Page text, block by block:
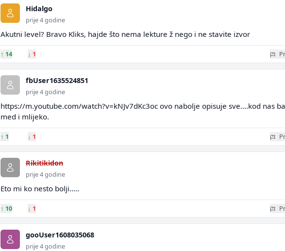
Hidalgo
prije 4 godine
Akutni level? Bravo Kliks, hajde što nema lekture ž nego i ne stavite izvor
↑ 14 ↓ 1
fbUser1635524851
prije 4 godine
https://m.youtube.com/watch?v=kNJv7dKc3oc ovo nabolje opisuje sve....kod nas
med i mlijeko.
↑ 1 ↓ 1
Rikitikidon
prije 4 godine
Eto mi ko nesto bolji…..
↑ 10 ↓ 1
gooUser1608035068
prije 4 godine